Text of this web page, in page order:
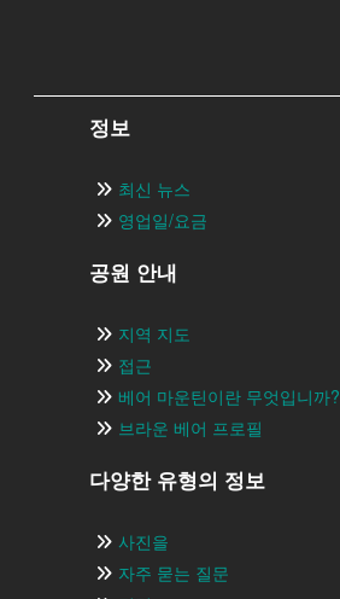
정보
최신 뉴스
영업일/요금
공원 안내
지역 지도
접근
베어 마운틴이란 무엇입니까?
브라운 베어 프로필
다양한 유형의 정보
사진을
자주 묻는 질문